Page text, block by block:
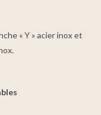
« Y » acier inox et